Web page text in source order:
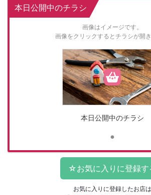
本日公開中のチラシ
画像はイメージです。
画像をクリックするとチラシが開き
本日公開中のチラシ
お気に入りに登録したお店は